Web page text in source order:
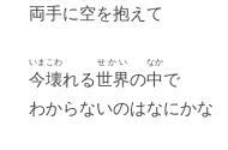
両手に空を抱えて
今
いま
壊
こわ
れる世界
せかい
の中
なか
で
わからないのはなにかな